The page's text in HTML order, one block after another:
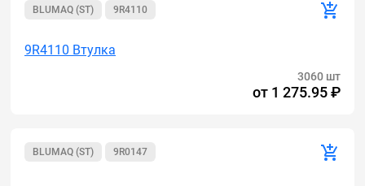
BLUMAQ (ST) 9R4110
9R4110 Втулка
3060 шт
от 1 275.95 ₽
BLUMAQ (ST) 9R0147